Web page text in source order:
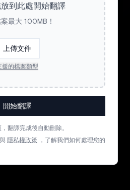
到此處開始翻譯
最大 100MB！
上傳文件
援的檔案類型
開始翻譯
翻譯完成後自動刪除。
與 隱私權政策 ，了解我們如何處理您的